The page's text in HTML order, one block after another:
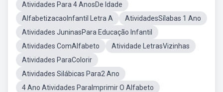
Atividades Para 4 AnosDe Idade
AlfabetizacaoInfantil Letra A
AtividadesSílabas 1 Ano
Atividades JuninasPara Educação Infantil
Atividades ComAlfabeto
Atividade LetrasVizinhas
Atividades ParaColorir
Atividades Silábicas Para2 Ano
4 Ano Atividades ParaImprimir O Alfabeto